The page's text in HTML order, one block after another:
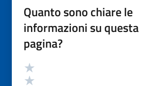
Quanto sono chiare le
informazioni su questa
pagina?
Valutazione